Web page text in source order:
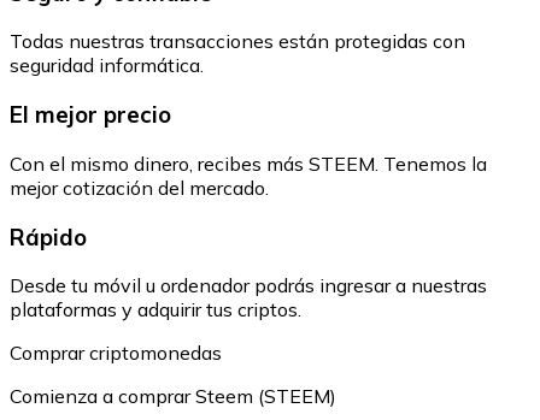
Todas nuestras transacciones están protegidas con
seguridad informática.
El mejor precio
Con el mismo dinero, recibes más STEEM. Tenemos la
mejor cotización del mercado.
Rápido
Desde tu móvil u ordenador podrás ingresar a nuestras
plataformas y adquirir tus criptos.
Comprar criptomonedas
Comienza a comprar Steem (STEEM)